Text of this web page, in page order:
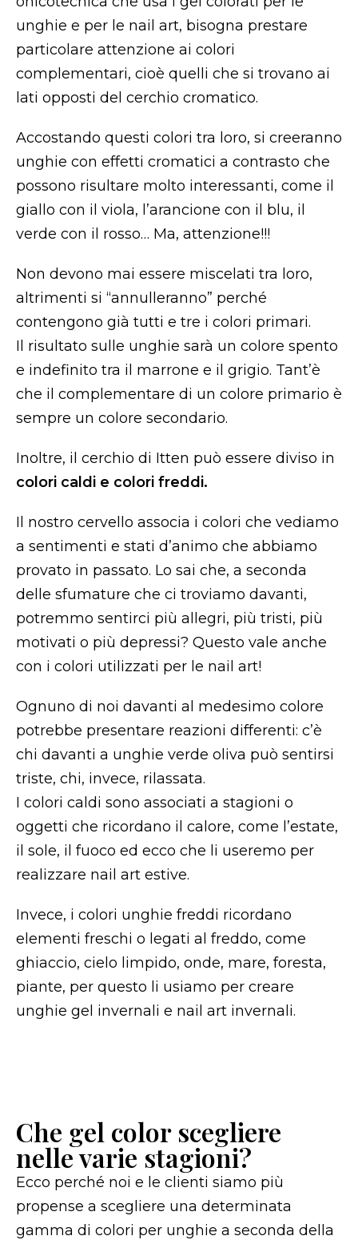
unghie e per le nail art, bisogna prestare
particolare attenzione ai colori
complementari, cioè quelli che si trovano ai
lati opposti del cerchio cromatico.
Accostando questi colori tra loro, si creeranno
unghie con effetti cromatici a contrasto che
possono risultare molto interessanti, come il
giallo con il viola, l’arancione con il blu, il
verde con il rosso… Ma, attenzione!!!
Non devono mai essere miscelati tra loro,
altrimenti si “annulleranno” perché
contengono già tutti e tre i colori primari.
Il risultato sulle unghie sarà un colore spento
e indefinito tra il marrone e il grigio. Tant’è
che il complementare di un colore primario è
sempre un colore secondario.
Inoltre, il cerchio di Itten può essere diviso in
colori caldi e colori freddi.
Il nostro cervello associa i colori che vediamo
a sentimenti e stati d’animo che abbiamo
provato in passato. Lo sai che, a seconda
delle sfumature che ci troviamo davanti,
potremmo sentirci più allegri, più tristi, più
motivati o più depressi? Questo vale anche
con i colori utilizzati per le nail art!
Ognuno di noi davanti al medesimo colore
potrebbe presentare reazioni differenti: c’è
chi davanti a unghie verde oliva può sentirsi
triste, chi, invece, rilassata.
I colori caldi sono associati a stagioni o
oggetti che ricordano il calore, come l’estate,
il sole, il fuoco ed ecco che li useremo per
realizzare nail art estive.
Invece, i colori unghie freddi ricordano
elementi freschi o legati al freddo, come
ghiaccio, cielo limpido, onde, mare, foresta,
piante, per questo li usiamo per creare
unghie gel invernali e nail art invernali.
Che gel color scegliere
nelle varie stagioni?
Ecco perché noi e le clienti siamo più
propense a scegliere una determinata
gamma di colori per unghie a seconda della